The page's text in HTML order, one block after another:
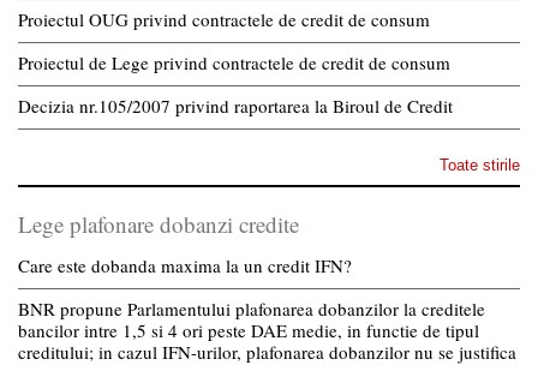
Proiectul OUG privind contractele de credit de consum
Proiectul de Lege privind contractele de credit de consum
Decizia nr.105/2007 privind raportarea la Biroul de Credit
Toate stirile
Lege plafonare dobanzi credite
Care este dobanda maxima la un credit IFN?
BNR propune Parlamentului plafonarea dobanzilor la creditele
bancilor intre 1,5 si 4 ori peste DAE medie, in functie de tipul
creditului; in cazul IFN-urilor, plafonarea dobanzilor nu se justifica